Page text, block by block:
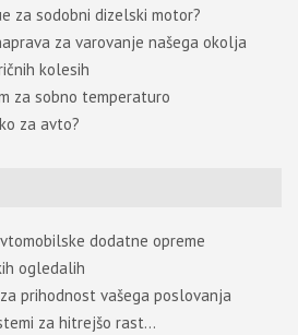
za sodobni dizelski motor?
za varovanje našega okolja
kolesih
za sobno temperaturo
za avto?
dodatne opreme
ogledalih
prihodnost vašega poslovanja
za hitrejšo rast…